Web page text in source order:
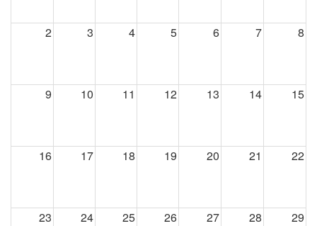
2 3 4 5 6 7 8
9 10 11 12 13 14 15
16 17 18 19 20 21 22
23 24 25 26 27 28 29